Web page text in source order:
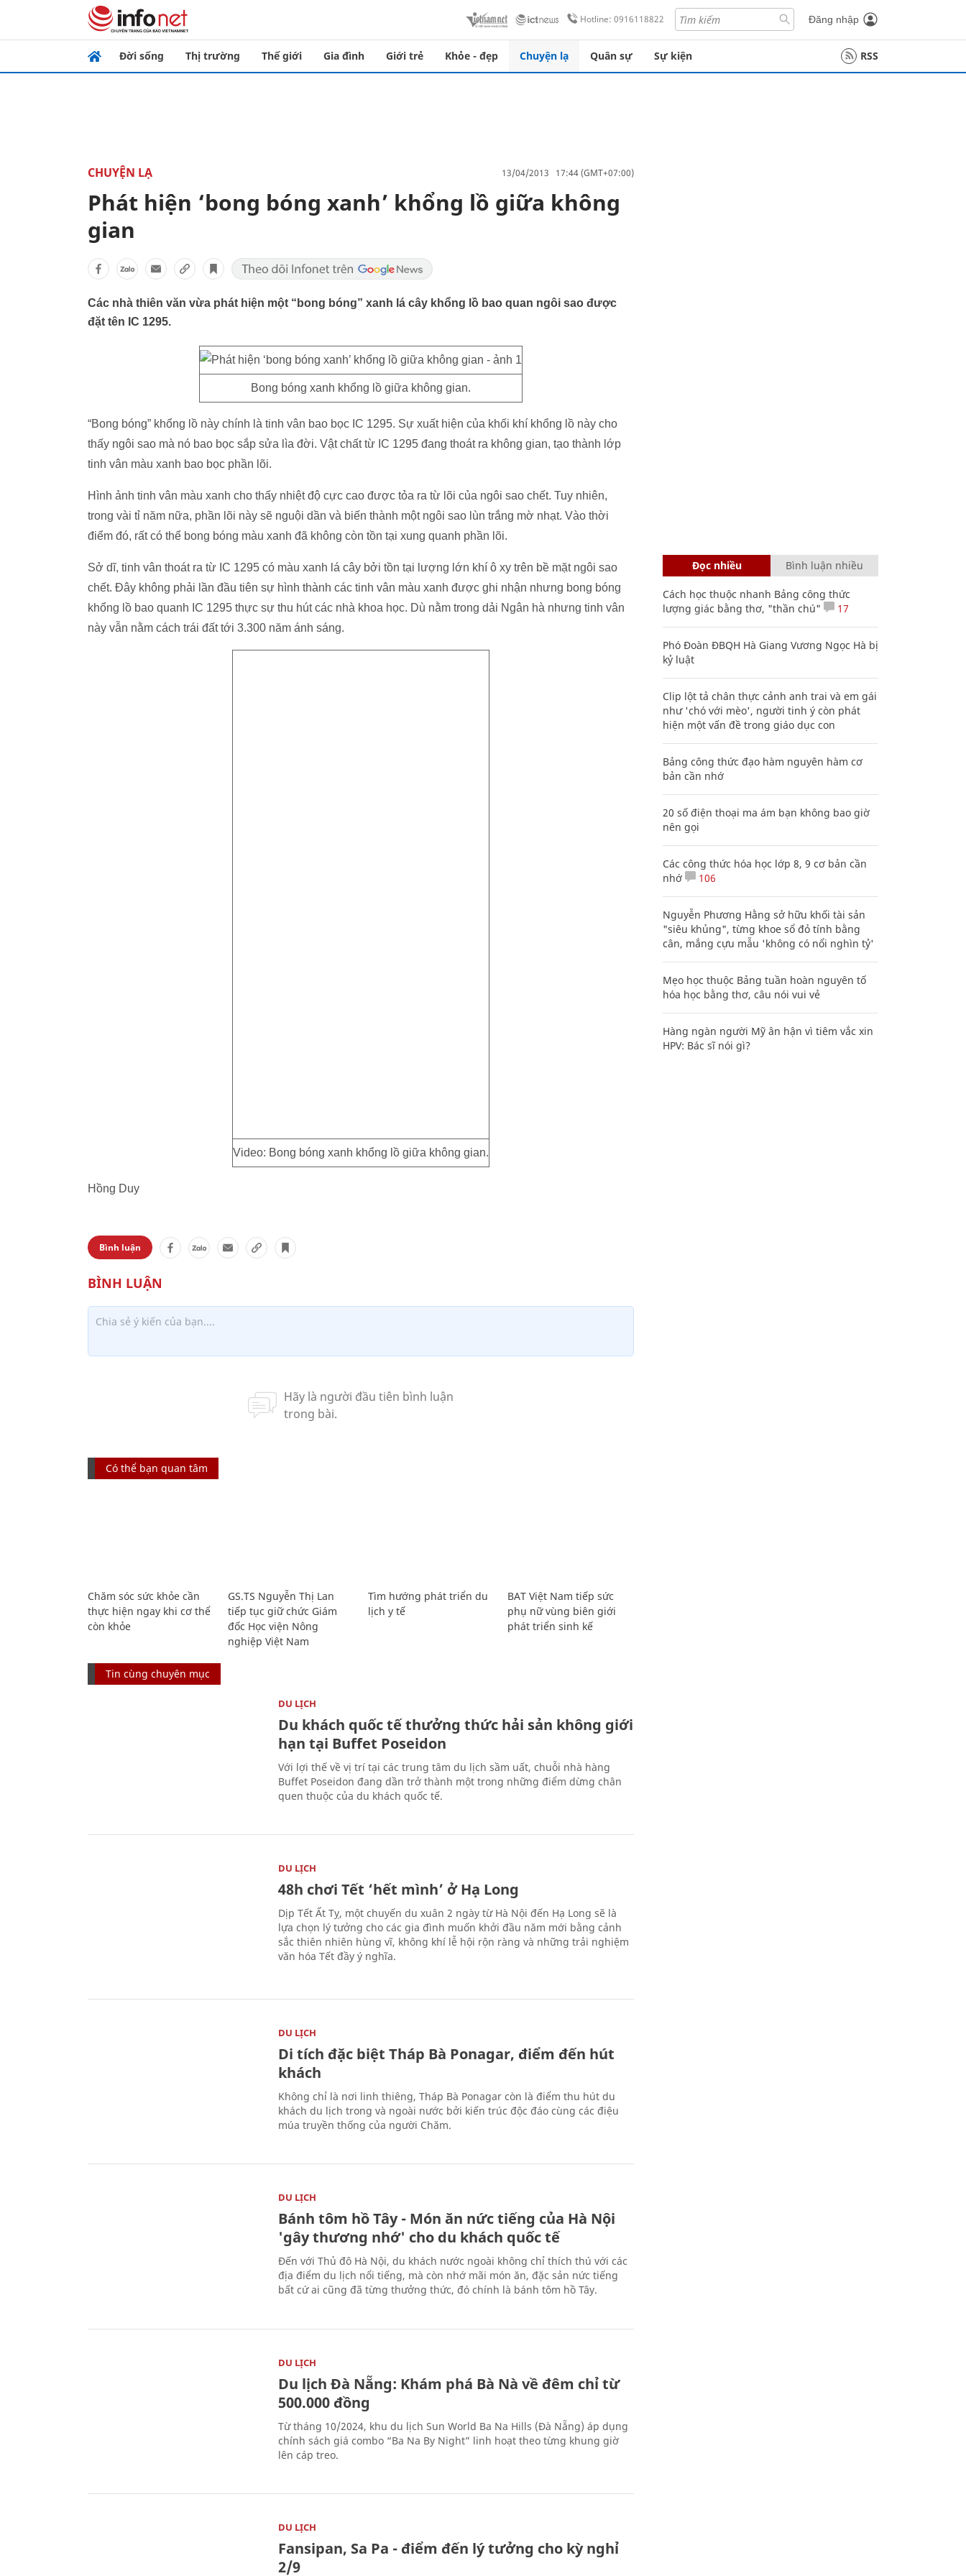
Hotline: 0916118822 Đăng nhập
Đời sống Thị trường Thế giới Gia đình Giới trẻ Khỏe - đẹp Chuyện lạ Quân sự Sự kiện RSS
CHUYỆN LẠ 13/04/2013 17:44 (GMT+07:00)
Phát hiện ‘bong bóng xanh’ khổng lồ giữa không
gian
Các nhà thiên văn vừa phát hiện một “bong bóng” xanh lá cây khổng lồ bao quan ngôi sao được
đặt tên IC 1295.
Bong bóng xanh khổng lồ giữa không gian.
“Bong bóng” khổng lồ này chính là tinh vân bao bọc IC 1295. Sự xuất hiện của khối khí khổng lồ này cho
thấy ngôi sao mà nó bao bọc sắp sửa lìa đời. Vật chất từ IC 1295 đang thoát ra không gian, tạo thành lớp
tinh vân màu xanh bao bọc phần lõi.
Hình ảnh tinh vân màu xanh cho thấy nhiệt độ cực cao được tỏa ra từ lõi của ngôi sao chết. Tuy nhiên,
trong vài tỉ năm nữa, phần lõi này sẽ nguội dần và biến thành một ngôi sao lùn trắng mờ nhạt. Vào thời
điểm đó, rất có thể bong bóng màu xanh đã không còn tồn tại xung quanh phần lõi.
Sở dĩ, tinh vân thoát ra từ IC 1295 có màu xanh lá cây bởi tồn tại lượng lớn khí ô xy trên bề mặt ngôi sao
chết. Đây không phải lần đầu tiên sự hình thành các tinh vân màu xanh được ghi nhận nhưng bong bóng
khổng lồ bao quanh IC 1295 thực sự thu hút các nhà khoa học. Dù nằm trong dải Ngân hà nhưng tinh vân
này vẫn nằm cách trái đất tới 3.300 năm ánh sáng.
Video: Bong bóng xanh khổng lồ giữa không gian.
Hồng Duy
Bình luận
Có thể bạn quan tâm
Chăm sóc sức khỏe cần
thực hiện ngay khi cơ thể
còn khỏe
GS.TS Nguyễn Thị Lan
tiếp tục giữ chức Giám
đốc Học viện Nông
nghiệp Việt Nam
Tìm hướng phát triển du
lịch y tế
BAT Việt Nam tiếp sức
phụ nữ vùng biên giới
phát triển sinh kế
Tin cùng chuyên mục
DU LỊCH
Du khách quốc tế thưởng thức hải sản không giới
hạn tại Buffet Poseidon
Với lợi thế về vị trí tại các trung tâm du lịch sầm uất, chuỗi nhà hàng
Buffet Poseidon đang dần trở thành một trong những điểm dừng chân
quen thuộc của du khách quốc tế.
DU LỊCH
48h chơi Tết ‘hết mình’ ở Hạ Long
Dịp Tết Ất Tỵ, một chuyến du xuân 2 ngày từ Hà Nội đến Hạ Long sẽ là
lựa chọn lý tưởng cho các gia đình muốn khởi đầu năm mới bằng cảnh
sắc thiên nhiên hùng vĩ, không khí lễ hội rộn ràng và những trải nghiệm
văn hóa Tết đầy ý nghĩa.
DU LỊCH
Di tích đặc biệt Tháp Bà Ponagar, điểm đến hút
khách
Không chỉ là nơi linh thiêng, Tháp Bà Ponagar còn là điểm thu hút du
khách du lịch trong và ngoài nước bởi kiến trúc độc đáo cùng các điệu
múa truyền thống của người Chăm.
DU LỊCH
Bánh tôm hồ Tây - Món ăn nức tiếng của Hà Nội
'gây thương nhớ' cho du khách quốc tế
Đến với Thủ đô Hà Nội, du khách nước ngoài không chỉ thích thú với các
địa điểm du lịch nổi tiếng, mà còn nhớ mãi món ăn, đặc sản nức tiếng
bất cứ ai cũng đã từng thưởng thức, đó chính là bánh tôm hồ Tây.
DU LỊCH
Du lịch Đà Nẵng: Khám phá Bà Nà về đêm chỉ từ
500.000 đồng
Từ tháng 10/2024, khu du lịch Sun World Ba Na Hills (Đà Nẵng) áp dụng
chính sách giá combo “Ba Na By Night” linh hoạt theo từng khung giờ
lên cáp treo.
DU LỊCH
Fansipan, Sa Pa - điểm đến lý tưởng cho kỳ nghỉ
2/9
Đọc nhiều Bình luận nhiều
Cách học thuộc nhanh Bảng công thức
lượng giác bằng thơ, "thần chú"
17
Phó Đoàn ĐBQH Hà Giang Vương Ngọc Hà bị
kỷ luật
Clip lột tả chân thực cảnh anh trai và em gái
như 'chó với mèo', người tinh ý còn phát
hiện một vấn đề trong giáo dục con
Bảng công thức đạo hàm nguyên hàm cơ
bản cần nhớ
20 số điện thoại ma ám bạn không bao giờ
nên gọi
Các công thức hóa học lớp 8, 9 cơ bản cần
nhớ
106
Nguyễn Phương Hằng sở hữu khối tài sản
"siêu khủng", từng khoe sổ đỏ tính bằng
cân, mắng cựu mẫu 'không có nổi nghìn tỷ'
Mẹo học thuộc Bảng tuần hoàn nguyên tố
hóa học bằng thơ, câu nói vui vẻ
Hàng ngàn người Mỹ ân hận vì tiêm vắc xin
HPV: Bác sĩ nói gì?